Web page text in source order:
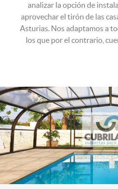
analizar la opción de
aprovechar el tirón de las
Asturias. Nos adaptamos a
los que por el contrario,